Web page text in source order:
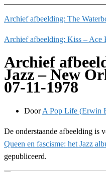
Archief afbeelding: The
Archief afbeelding: Kiss – Ace
Archief
Jazz – New
07-11-1978
DoorA Pop Life (Erwin
De onderstaande afbeelding is
Queen en fascisme: het Jazz
gepubliceerd.